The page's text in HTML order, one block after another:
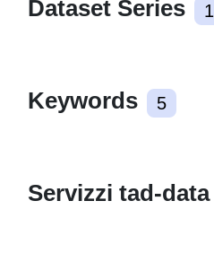
Dataset Series 1
Keywords 5
Servizzi tad-data